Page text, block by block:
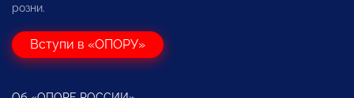
розни.
Вступи в «ОПОРУ»